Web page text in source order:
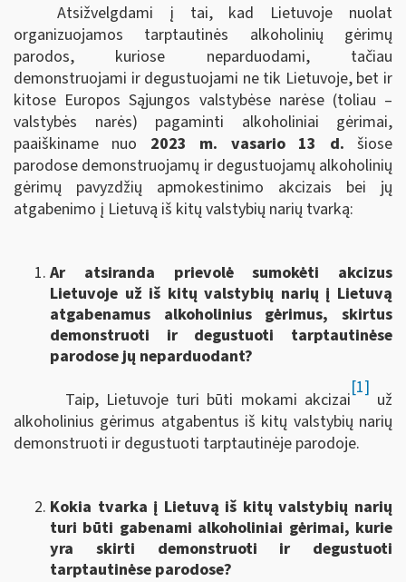
Atsižvelgdami į tai, kad Lietuvoje nuolat
organizuojamos tarptautinės alkoholinių gėrimų
parodos, kuriose neparduodami, tačiau
demonstruojami ir degustuojami ne tik Lietuvoje, bet ir
kitose Europos Sąjungos valstybėse narėse (toliau –
valstybės narės) pagaminti alkoholiniai gėrimai,
paaiškiname nuo 2023 m. vasario 13 d. šiose
parodose demonstruojamų ir degustuojamų alkoholinių
gėrimų pavyzdžių apmokestinimo akcizais bei jų
atgabenimo į Lietuvą iš kitų valstybių narių tvarką:
Ar atsiranda prievolė sumokėti akcizus
Lietuvoje už iš kitų valstybių narių į Lietuvą
atgabenamus alkoholinius gėrimus, skirtus
demonstruoti ir degustuoti tarptautinėse
parodose jų neparduodant?
Taip, Lietuvoje turi būti mokami akcizai
[1]
už
alkoholinius gėrimus atgabentus iš kitų valstybių narių
demonstruoti ir degustuoti tarptautinėje parodoje.
Kokia tvarka į Lietuvą iš kitų valstybių narių
turi būti gabenami alkoholiniai gėrimai, kurie
yra skirti demonstruoti ir degustuoti
tarptautinėse parodose?